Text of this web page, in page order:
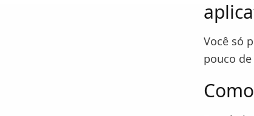
Você só
pouco